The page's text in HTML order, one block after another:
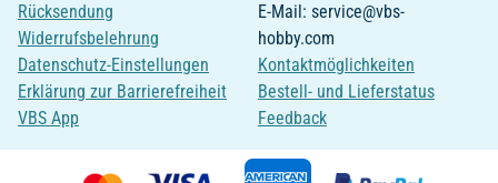
Rücksendung
Widerrufsbelehrung
Datenschutz-Einstellungen
Erklärung zur Barrierefreiheit
VBS App
E-Mail: service@vbs-
hobby.com
Kontaktmöglichkeiten
Bestell- und Lieferstatus
Feedback